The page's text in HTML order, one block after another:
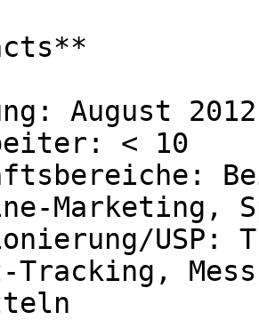
August
< 10
Marketing,
USP:
Tracking,